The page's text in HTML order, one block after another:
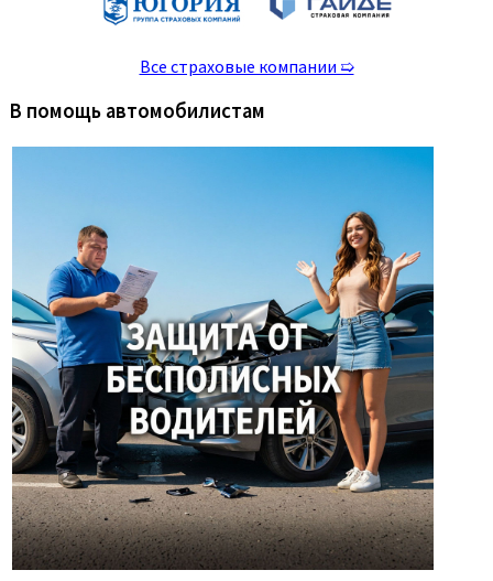
Все страховые компании ➯
В помощь автомобилистам